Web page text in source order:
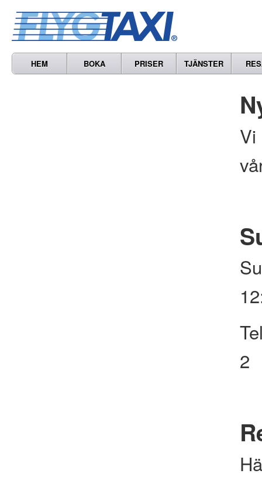
HEM BOKA PRISER TJÄNSTER
Vi
2